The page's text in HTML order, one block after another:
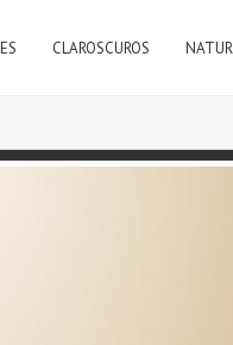
CLAROSCUROS